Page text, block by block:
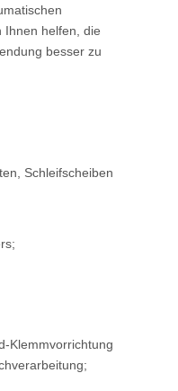
Ihnen helfen, die
besser zu
Schleifscheiben
Klemmvorrichtung